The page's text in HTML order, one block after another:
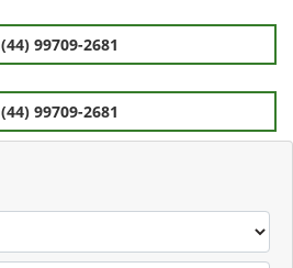
(44) 99709-2681
(44) 99709-2681